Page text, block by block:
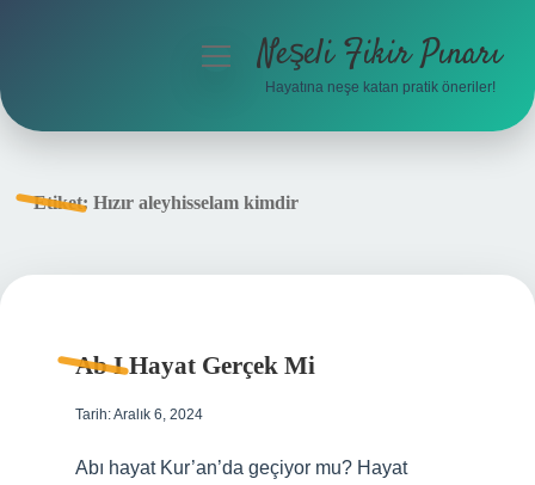
menüyüNeşeli Fikir Pınarı
Hayatına neşe katan pratik öneriler!
Etiket: Hızır aleyhisselam kimdir
Ab I Hayat Gerçek Mi
Tarih: Aralık 6, 2024
Abı hayat Kur’an’da geçiyor mu? Hayat